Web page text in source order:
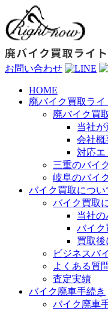
お問い合わせ
HOME
廃バイク買取ラ
廃バイク買
当社が
会社概
対応エ
三重のバイ
岐阜のバイ
バイク買取につい
バイク買取
当社
バイク
買取後
ビジネスバ
よくある質
査定実績
バイク廃車手続き
バイク廃車